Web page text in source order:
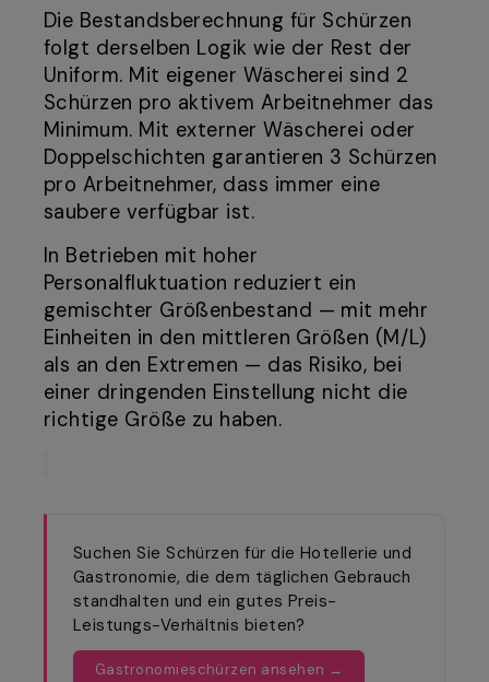
Die Bestandsberechnung für Schürzen
folgt derselben Logik wie der Rest der
Uniform. Mit eigener Wäscherei sind 2
Schürzen pro aktivem Arbeitnehmer das
Minimum. Mit externer Wäscherei oder
Doppelschichten garantieren 3 Schürzen
pro Arbeitnehmer, dass immer eine
saubere verfügbar ist.
In Betrieben mit hoher
Personalfluktuation reduziert ein
gemischter Größenbestand — mit mehr
Einheiten in den mittleren Größen (M/L)
als an den Extremen — das Risiko, bei
einer dringenden Einstellung nicht die
richtige Größe zu haben.
Suchen Sie Schürzen für die Hotellerie und
Gastronomie, die dem täglichen Gebrauch
standhalten und ein gutes Preis-
Leistungs-Verhältnis bieten?
Gastronomieschürzen ansehen →